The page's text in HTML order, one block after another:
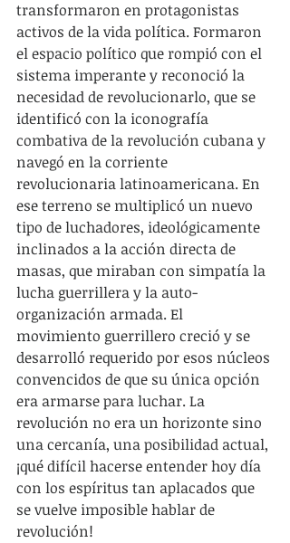
transformaron en protagonistas
activos de la vida política. Formaron
el espacio político que rompió con el
sistema imperante y reconoció la
necesidad de revolucionarlo, que se
identificó con la iconografía
combativa de la revolución cubana y
navegó en la corriente
revolucionaria latinoamericana. En
ese terreno se multiplicó un nuevo
tipo de luchadores, ideológicamente
inclinados a la acción directa de
masas, que miraban con simpatía la
lucha guerrillera y la auto-
organización armada. El
movimiento guerrillero creció y se
desarrolló requerido por esos núcleos
convencidos de que su única opción
era armarse para luchar. La
revolución no era un horizonte sino
una cercanía, una posibilidad actual,
¡qué difícil hacerse entender hoy día
con los espíritus tan aplacados que
se vuelve imposible hablar de
revolución!